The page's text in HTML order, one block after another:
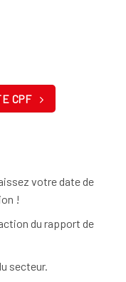
CPF
votre date de
!
du rapport de
secteur.